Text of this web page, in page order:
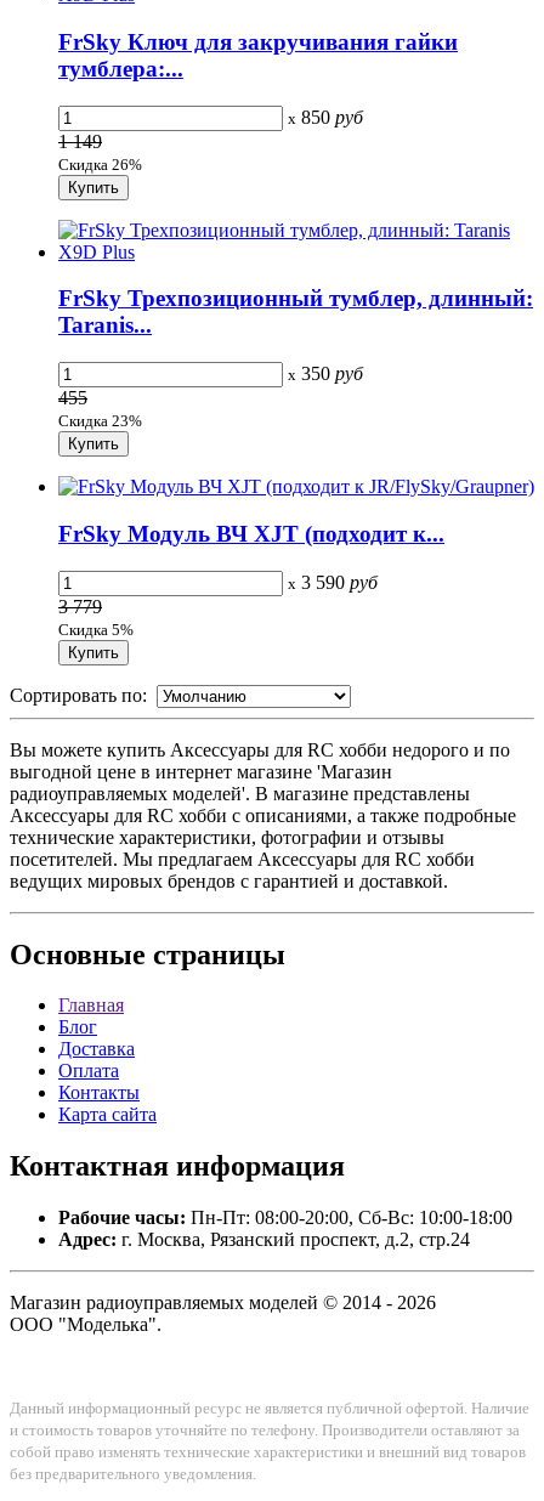
FrSky Ключ для закручивания гайки
тумблера:...
x 850 руб
1 149
Скидка 26%
FrSky Трехпозиционный тумблер, длинный:
Taranis...
x 350 руб
455
Скидка 23%
FrSky Модуль ВЧ XJT (подходит к...
x 3 590 руб
3 779
Скидка 5%
Сортировать по:
Вы можете купить Аксессуары для RC хобби недорого и по
выгодной цене в интернет магазине 'Магазин
радиоуправляемых моделей'. В магазине представлены
Аксессуары для RC хобби с описаниями, а также подробные
технические характеристики, фотографии и отзывы
посетителей. Мы предлагаем Аксессуары для RC хобби
ведущих мировых брендов с гарантией и доставкой.
Основные страницы
Главная
Блог
Доставка
Оплата
Контакты
Карта сайта
Контактная информация
Рабочие часы: Пн-Пт: 08:00-20:00, Сб-Вс: 10:00-18:00
Адрес: г. Москва, Рязанский проспект, д.2, стр.24
Магазин радиоуправляемых моделей © 2014 - 2026
ООО "Моделька".
Данный информационный ресурс не является публичной офертой. Наличие
и стоимость товаров уточняйте по телефону. Производители оставляют за
собой право изменять технические характеристики и внешний вид товаров
без предварительного уведомления.